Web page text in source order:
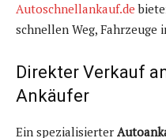
Autoschnellankauf.de
schnellen Weg, Fahrzeuge
Direkter Verkauf
Ankäufer
Ein spezialisierter